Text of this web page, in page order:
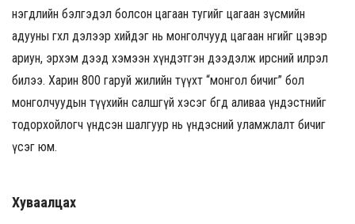
нэгдлийн бэлгэдэл болсон цагаан тугийг цагаан зүсмийн
адууны гөхөл дэлээр хийдэг нь монголчууд цагаан өнгийг цэвэр
ариун, эрхэм дээд хэмээн хүндэтгэн дээдэлж ирсний илрэл
билээ. Харин 800 гаруй жилийн түүхт “монгол бичиг” бол
монголчуудын түүхийн салшгүй хэсэг бөгөөд аливаа үндэстнийг
тодорхойлогч үндсэн шалгуур нь үндэсний уламжлалт бичиг
үсэг юм.
Хуваалцах